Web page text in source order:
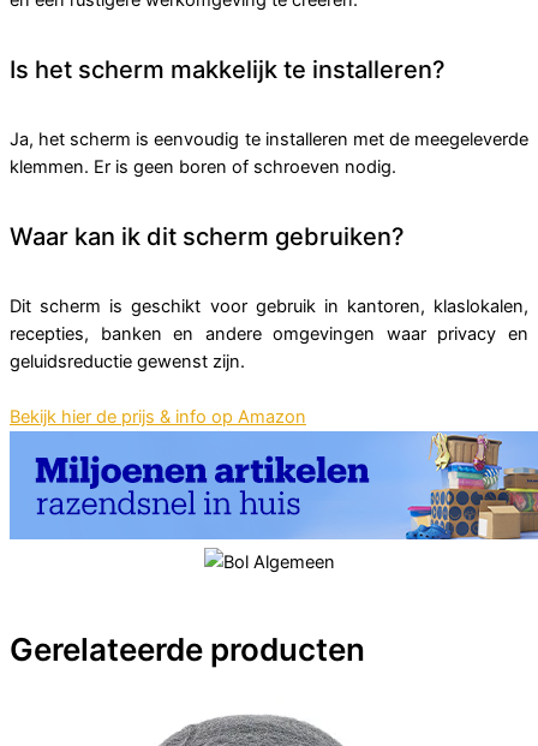
Is het scherm makkelijk te installeren?
Ja, het scherm is eenvoudig te installeren met de meegeleverde
klemmen. Er is geen boren of schroeven nodig.
Waar kan ik dit scherm gebruiken?
Dit scherm is geschikt voor gebruik in kantoren, klaslokalen,
recepties, banken en andere omgevingen waar privacy en
geluidsreductie gewenst zijn.
Bekijk hier de prijs & info op Amazon
Gerelateerde producten